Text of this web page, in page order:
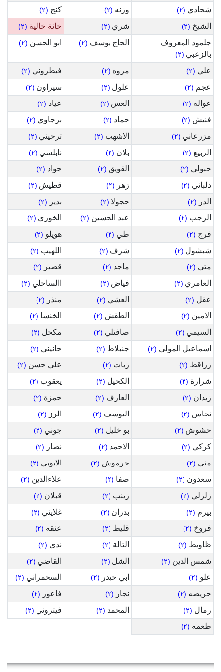
شحادي (٢) وزنه (٢) كنج (٢)
الشيخ (٢) شري (٢) خانة خالية (٢)
جلمود المعروف
بالزعبي (٢)
الحاج يوسف (٢) ابو الحسن (٢)
علي (٢) مروه (٢) فيطروني (٢)
عجم (٢) علول (٢) سيراون (٢)
عواله (٢) العس (٢) عياد (٢)
فنيش (٢) حماد (٢) برجاوي (٢)
مزرعاني (٢) الاشهب (٢) ترحيني (٢)
الربيع (٢) بلان (٢) نابلسي (٢)
حبولي (٢) القويق (٢) جواد (٢)
دلباني (٢) زهر (٢) قطيش (٢)
الدر (٢) حجولا (٢) بدير (٢)
الرجب (٢) عبد الحسين (٢) الخوري (٢)
فرج (٢) طي (٢) هويلو (٢)
شبشول (٢) شرف (٢) اللهيب (٢)
متى (٢) ماجد (٢) قصير (٢)
العامري (٢) فياض (٢) االساحلي (٢)
عقل (٢) العشي (٢) منذر (٢)
الامين (٢) الطقش (٢) الخنسا (٢)
السيمي (٢) صافتلي (٢) مكحل (٢)
اسماعيل المولى (٢) جنبلاط (٢) حانيني (٢)
زراقط (٢) زيات (٢) علي حسن (٢)
شرارة (٢) الكحيل (٢) يعقوب (٢)
زيدان (٢) العارف (٢) حمزة (٢)
نحاس (٢) اليوسف (٢) الرز (٢)
حشوش (٢) بو خليل (٢) جوني (٢)
كركي (٢) الاحمد (٢) نصار (٢)
منى (٢) حرموش (٢) الايوبي (٢)
سعدون (٢) صفا (٢) علاءالدين (٢)
زلزلي (٢) زينب (٢) قبلان (٢)
بيرم (٢) بدران (٢) غلايني (٢)
فروخ (٢) قليط (٢) عنقه (٢)
ظاويط (٢) التالة (٢) ندى (٢)
شمس الدين (٢) الشل (٢) القاضي (٢)
علو (٢) ابي حيدر (٢) السحمراني (٢)
حريصه (٢) نجار (٢) فاعور (٢)
رمال (٢) المحمد (٢) فيتروني (٢)
طعمه (٢)